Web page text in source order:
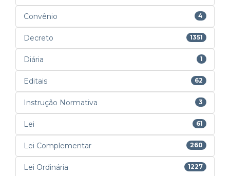
Convênio 4
Decreto 1351
Diária 1
Editais 62
Instrução Normativa 3
Lei 61
Lei Complementar 260
Lei Ordinária 1227